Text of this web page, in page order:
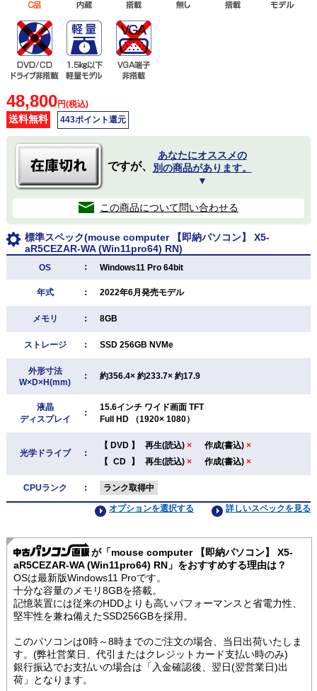
48,800円(税込)
送料無料 443ポイント還元
ですが、
あなたにオススメの
別の商品があります。
▼
この商品について問い合わせる
標準スペック(mouse computer 【即納パソコン】 X5-
aR5CEZAR-WA (Win11pro64) RN)
OS ： Windows11 Pro 64bit
年式 ： 2022年6月発売モデル
メモリ ： 8GB
ストレージ ： SSD 256GB NVMe
外形寸法
W×D×H(mm)
： 約356.4× 約233.7× 約17.9
液晶
ディスプレイ
：
15.6インチ ワイド画面 TFT
Full HD （1920× 1080）
光学ドライブ ：
【 DVD 】 再生(読込) × 作成(書込) ×
【 CD 】 再生(読込) × 作成(書込) ×
CPUランク ： ランク取得中
詳しいスペックを見る
オプションを選択する
が「mouse computer 【即納パソコン】 X5-
aR5CEZAR-WA (Win11pro64) RN」をおすすめする理由は？
OSは最新版Windows11 Proです。
十分な容量のメモリ8GBを搭載。
記憶装置には従来のHDDよりも高いパフォーマンスと省電力性、
堅牢性を兼ね備えたSSD256GBを採用。
このパソコンは0時～8時までのご注文の場合、当日出荷いたしま
す。(弊社営業日、代引またはクレジットカード支払い時のみ)
銀行振込でお支払いの場合は「入金確認後、翌日(翌営業日)出
荷」となります。